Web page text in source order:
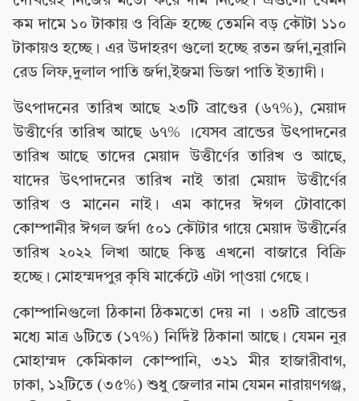
কম দামে ১০ টাকায় ও বিক্রি হচ্ছে তেমনি বড় কৌটা ১১০
টাকায়ও হচ্ছে। এর উদাহরণ গুলো হচ্ছে রতন জর্দা,নুরানি
রেড লিফ,দুলাল পাতি জর্দা,ইজমা ভিজা পাতি ইত্যাদী।
উৎপাদনের তারিখ আছে ২৩টি ব্রাণ্ডের (৬৭%), মেয়াদ
উত্তীর্ণের তারিখ আছে ৬৭% ।যেসব ব্রান্ডের উৎপাদনের
তারিখ আছে তাদের মেয়াদ উত্তীর্ণের তারিখ ও আছে,
যাদের উৎপাদনের তারিখ নাই তারা মেয়াদ উত্তীর্ণের
তারিখ ও মানেন নাই। এম কাদের ঈগল টোবাকো
কোম্পানীর ঈগল জর্দা ৫০১ কৌটার গায়ে মেয়াদ উত্তীর্নের
তারিখ ২০২২ লিখা আছে কিন্তু এখনো বাজারে বিক্রি
হচ্ছে। মোহম্মদপুর কৃষি মার্কেটে এটা পা্ওয়া গেছে।
কোম্পানিগুলো ঠিকানা ঠিকমতো দেয় না । ৩৪টি ব্রান্ডের
মধ্যে মাত্র ৬টিতে (১৭%) নির্দিষ্ট ঠিকানা আছে। যেমন নুর
মোহাম্মদ কেমিকাল কোম্পানি, ৩২১ মীর হাজারীবাগ,
ঢাকা, ১২টিতে (৩৫%) শুধু জেলার নাম যেমন নারায়ণগঞ্জ,